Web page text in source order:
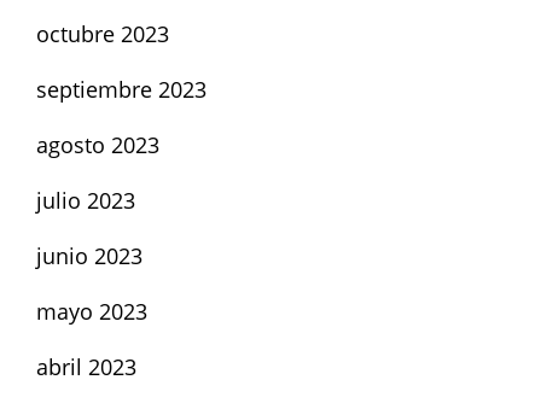
octubre 2023
septiembre 2023
agosto 2023
julio 2023
junio 2023
mayo 2023
abril 2023